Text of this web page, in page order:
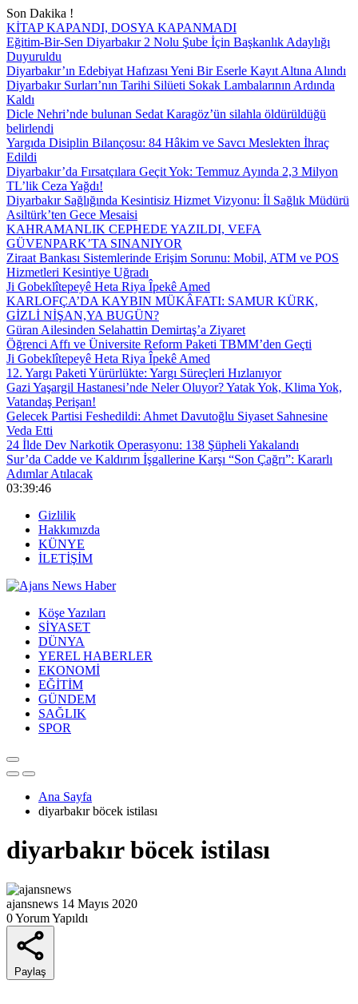
Son Dakika !
KİTAP KAPANDI, DOSYA KAPANMADI
Eğitim-Bir-Sen Diyarbakır 2 Nolu Şube İçin Başkanlık Adaylığı
Duyuruldu
Diyarbakır’ın Edebiyat Hafızası Yeni Bir Eserle Kayıt Altına Alındı
Diyarbakır Surları’nın Tarihi Silüeti Sokak Lambalarının Ardında
Kaldı
Dicle Nehri’nde bulunan Sedat Karagöz’ün silahla öldürüldüğü
belirlendi
Yargıda Disiplin Bilançosu: 84 Hâkim ve Savcı Meslekten İhraç
Edildi
Diyarbakır’da Fırsatçılara Geçit Yok: Temmuz Ayında 2,3 Milyon
TL’lik Ceza Yağdı!
Diyarbakır Sağlığında Kesintisiz Hizmet Vizyonu: İl Sağlık Müdürü
Asiltürk’ten Gece Mesaisi
KAHRAMANLIK CEPHEDE YAZILDI, VEFA
GÜVENPARK’TA SINANIYOR
Ziraat Bankası Sistemlerinde Erişim Sorunu: Mobil, ATM ve POS
Hizmetleri Kesintiye Uğradı
Ji Gobeklîtepeyê Heta Riya Îpekê Amed
KARLOFÇA’DA KAYBIN MÜKÂFATI: SAMUR KÜRK,
GİZLİ NİŞAN,YA BUGÜN?
Güran Ailesinden Selahattin Demirtaş’a Ziyaret
Öğrenci Affı ve Üniversite Reform Paketi TBMM’den Geçti
Ji Gobeklîtepeyê Heta Riya Îpekê Amed
12. Yargı Paketi Yürürlükte: Yargı Süreçleri Hızlanıyor
Gazi Yaşargil Hastanesi’nde Neler Oluyor? Yatak Yok, Klima Yok,
Vatandaş Perişan!
Gelecek Partisi Feshedildi: Ahmet Davutoğlu Siyaset Sahnesine
Veda Etti
24 İlde Dev Narkotik Operasyonu: 138 Şüpheli Yakalandı
Sur’da Cadde ve Kaldırım İşgallerine Karşı “Son Çağrı”: Kararlı
Adımlar Atılacak
03:39:46
Gizlilik
Hakkımızda
KÜNYE
İLETİŞİM
Köşe Yazıları
SİYASET
DÜNYA
YEREL HABERLER
EKONOMİ
EĞİTİM
GÜNDEM
SAĞLIK
SPOR
Ana Sayfa
diyarbakır böcek istilası
diyarbakır böcek istilası
ajansnews 14 Mayıs 2020
0 Yorum Yapıldı
Paylaş